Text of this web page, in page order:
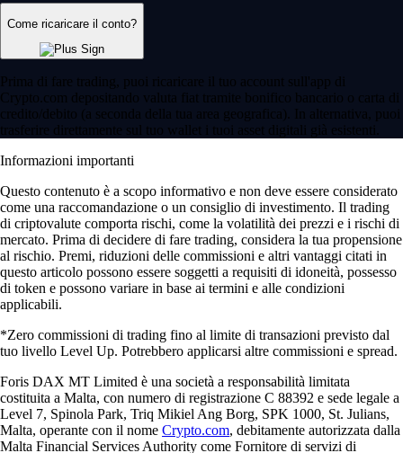
Come ricaricare il conto?
Prima di fare trading, puoi ricaricare il tuo account sull'app di
Crypto.com depositando valuta fiat tramite bonifico bancario o carta di
credito/debito (a seconda della tua area geografica). In alternativa, puoi
trasferire direttamente sul tuo wallet i tuoi asset digitali già esistenti.
Informazioni importanti
Questo contenuto è a scopo informativo e non deve essere considerato
come una raccomandazione o un consiglio di investimento. Il trading
di criptovalute comporta rischi, come la volatilità dei prezzi e i rischi di
mercato. Prima di decidere di fare trading, considera la tua propensione
al rischio. Premi, riduzioni delle commissioni e altri vantaggi citati in
questo articolo possono essere soggetti a requisiti di idoneità, possesso
di token e possono variare in base ai termini e alle condizioni
applicabili.
*Zero commissioni di trading fino al limite di transazioni previsto dal
tuo livello Level Up. Potrebbero applicarsi altre commissioni e spread.
Foris DAX MT Limited è una società a responsabilità limitata
costituita a Malta, con numero di registrazione C 88392 e sede legale a
Level 7, Spinola Park, Triq Mikiel Ang Borg, SPK 1000, St. Julians,
Malta, operante con il nome Crypto.com, debitamente autorizzata dalla
Malta Financial Services Authority come Fornitore di servizi di